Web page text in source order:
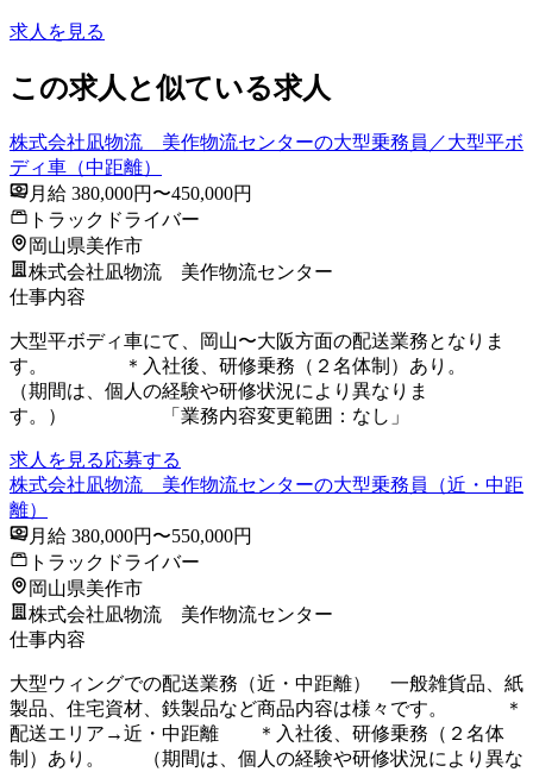
求人を見る
この求人と似ている求人
株式会社凪物流 美作物流センターの大型乗務員／大型平ボ
ディ車（中距離）
月給 380,000円〜450,000円
トラックドライバー
岡山県美作市
株式会社凪物流 美作物流センター
仕事内容
大型平ボディ車にて、岡山〜大阪方面の配送業務となりま
す。 ＊入社後、研修乗務（２名体制）あり。
（期間は、個人の経験や研修状況により異なりま
す。） 「業務内容変更範囲：なし」
求人を見る応募する
株式会社凪物流 美作物流センターの大型乗務員（近・中距
離）
月給 380,000円〜550,000円
トラックドライバー
岡山県美作市
株式会社凪物流 美作物流センター
仕事内容
大型ウィングでの配送業務（近・中距離） 一般雑貨品、紙
製品、住宅資材、鉄製品など商品内容は様々です。 ＊
配送エリア→近・中距離 ＊入社後、研修乗務（２名体
制）あり。 （期間は、個人の経験や研修状況により異な